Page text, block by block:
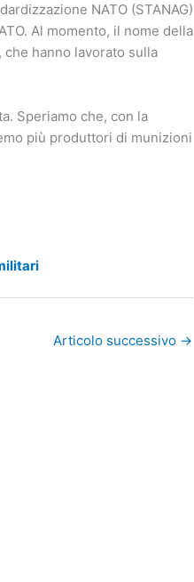
NATO (STANAG)
Al momento, il nome della
hanno lavorato sulla
Speriamo che, con la
più produttori di munizioni
Articolo successivo →